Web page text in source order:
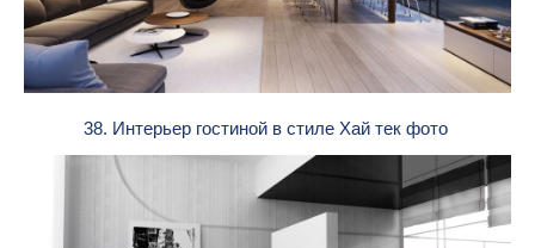
38. Интерьер гостиной в стиле Хай тек фото